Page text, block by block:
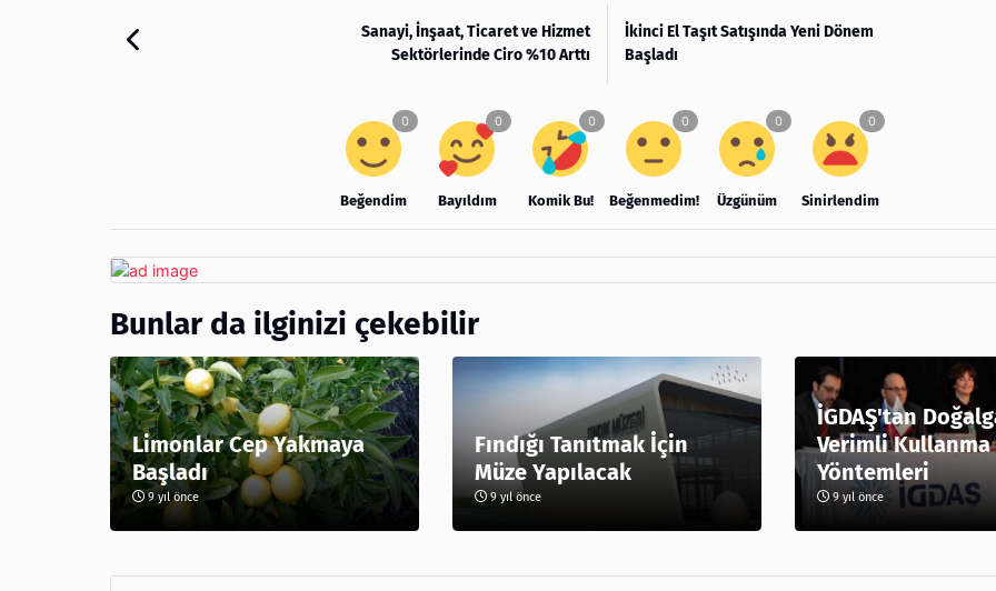
Sanayi, İnşaat, Ticaret ve Hizmet
Sektörlerinde Ciro %10 Arttı
İkinci El Taşıt Satışında Yeni Dönem
Başladı
Beğendim Bayıldım Komik Bu! Beğenmedim! Üzgünüm Sinirlendim
Bunlar da ilginizi çekebilir
Limonlar Cep Yakmaya
Başladı
9 yıl önce
Fındığı Tanıtmak İçin
Müze Yapılacak
9 yıl önce
İGDAŞ'tan
Verimli Kullanma
Yöntemleri
9 yıl önce